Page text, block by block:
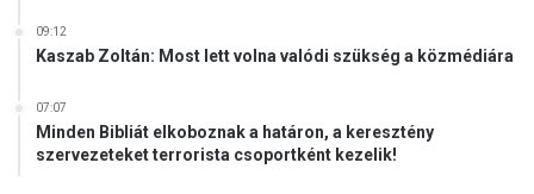
09:12
Kaszab Zoltán: Most lett volna valódi szükség a közmédiára
07:07
Minden Bibliát elkoboznak a határon, a keresztény
szervezeteket terrorista csoportként kezelik!